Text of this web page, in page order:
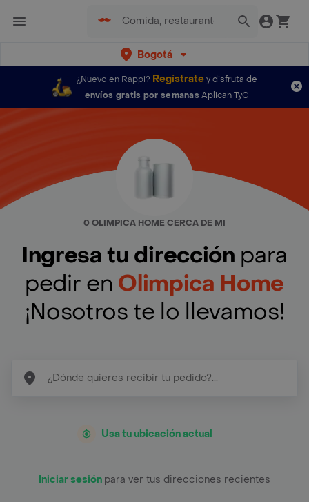
Bogotá
¿Nuevo en Rappi? Regístratey disfruta de
envíos gratis por semanas Aplican TyC
0 OLIMPICA HOME CERCA DE MI
Ingresa tu dirección para
pedir en Olimpica Home
¡Nosotros te lo llevamos!
Usa tu ubicación actual
Iniciar sesión para ver tus direcciones recientes